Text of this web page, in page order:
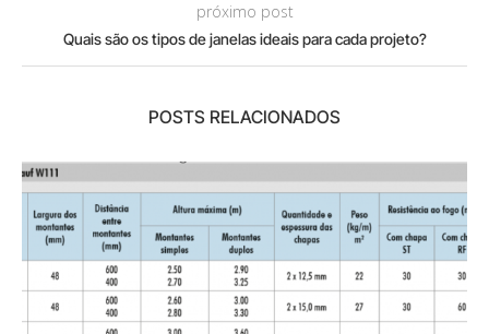
próximo post
Quais são os tipos de janelas ideais para cada projeto?
POSTS RELACIONADOS